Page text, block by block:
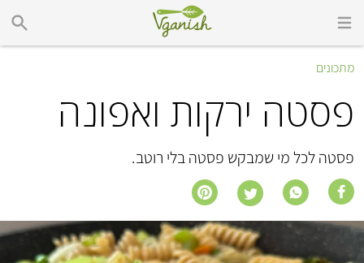
מתכונים
פסטה ירקות ואפונה
פסטה לכל מי שמבקש פסטה בלי רוטב.